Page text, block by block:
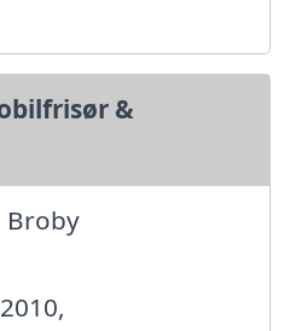
&
Broby